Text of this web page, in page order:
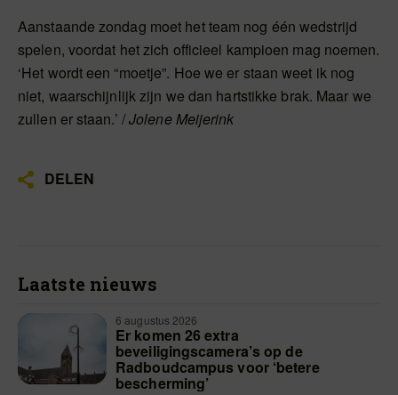
Aanstaande zondag moet het team nog één wedstrijd
spelen, voordat het zich officieel kampioen mag noemen.
‘Het wordt een “moetje”. Hoe we er staan weet ik nog
niet, waarschijnlijk zijn we dan hartstikke brak. Maar we
zullen er staan.’ /Jolene Meijerink
DELEN
Laatste nieuws
6 augustus 2026
Er komen 26 extra
beveiligingscamera’s op de
Radboudcampus voor ‘betere
bescherming’